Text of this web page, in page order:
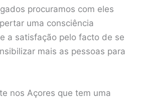
procuramos com eles
uma consciência
a satisfação pelo facto de se
mais as pessoas para
nos Açores que tem uma